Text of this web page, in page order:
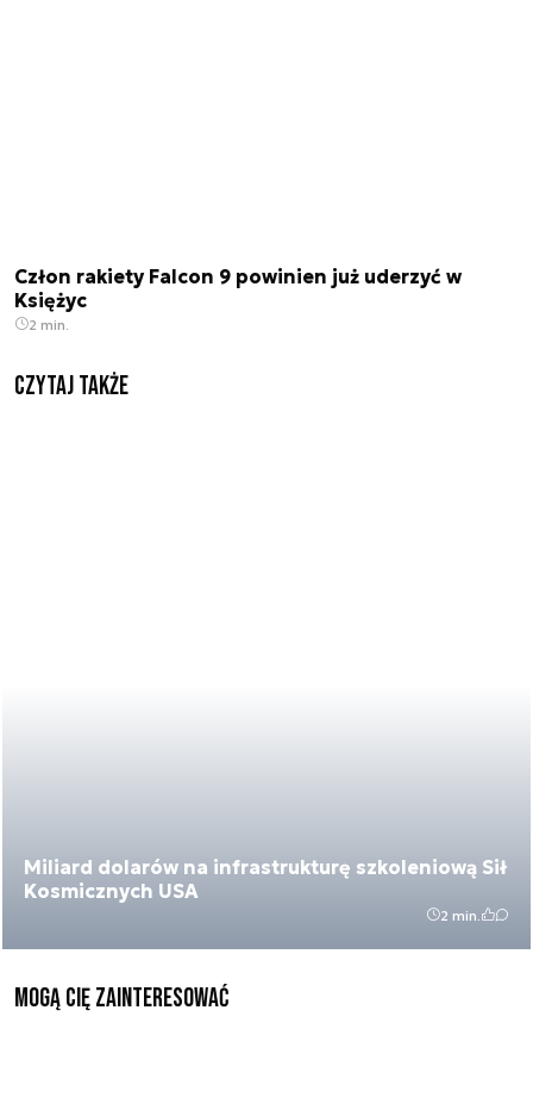
Człon rakiety Falcon 9 powinien już uderzyć w
Księżyc
2 min.
Czytaj także
Miliard dolarów na infrastrukturę szkoleniową Sił
Kosmicznych USA
2 min.
Mogą Cię zainteresować